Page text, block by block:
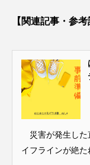
【関連記事・参考
災害が発生した
イフラインが絶た